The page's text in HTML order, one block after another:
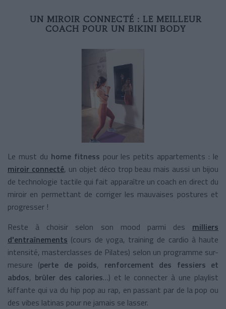
UN MIROIR CONNECTÉ : LE MEILLEUR
COACH POUR UN BIKINI BODY
Le must du home fitness pour les petits appartements : le
miroir connecté, un objet déco trop beau mais aussi un bijou
de technologie tactile qui fait apparaître un coach en direct du
miroir en permettant de corriger les mauvaises postures et
progresser !
Reste à choisir selon son mood parmi des
milliers
d'entraînements (cours de yoga, training de cardio à haute
intensité, masterclasses de Pilates) selon un programme sur-
mesure (perte de poids, renforcement des fessiers et
abdos, brûler des calories…) et le connecter à une playlist
kiffante qui va du hip pop au rap, en passant par de la pop ou
des vibes latinas pour ne jamais se lasser.